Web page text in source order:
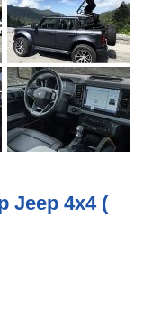
Jeep 4x4 (